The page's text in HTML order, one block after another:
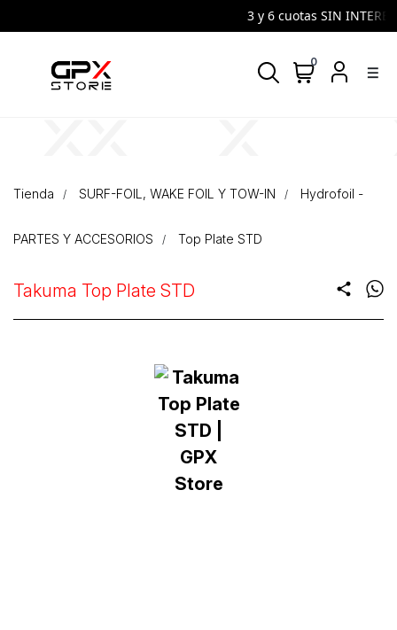
3 y 6 cuotas SIN
density_medium
0
Tienda SURF-FOIL, WAKE FOIL Y TOW-IN Hydrofoil -
PARTES Y ACCESORIOS Top Plate STD
Takuma Top Plate STD share